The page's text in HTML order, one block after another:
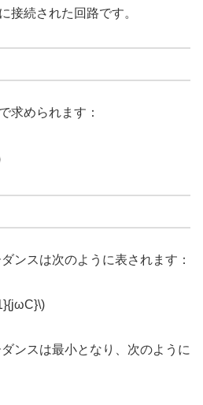
接続された回路です。
求められます：
ンスは次のように表されます：
ンスは最小となり、次のように